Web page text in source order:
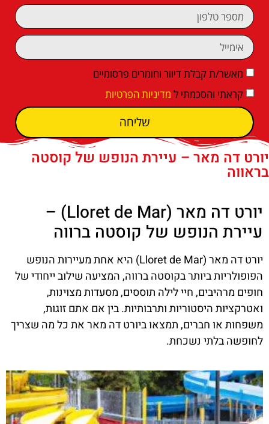
מאשר/ת קבלת דיוור וחומרים פרסומיים
קראתי והסכמתי ל מדיניות הפרטיות
שליחה
יורט דה מאר – עיירת הנופש של קוסטה
בראווה
יורט דה מאר (Lloret de Mar) –
עיירת הנופש של קוסטה ברווה
יורט דה מאר (Lloret de Mar) היא אחת מעיירות הנופש
הפופולריות ביותר בקוסטה ברווה, המציעה שילוב ייחודי של
חופים מרהיבים, חיי לילה תוססים, מסעדות מצוינות,
ואטרקציות היסטוריות ותרבותיות. בין אם אתם זוגות,
משפחות או חברים, תמצאו ביורט דה מאר את כל מה שצריך
לחופשה בלתי נשכחת.